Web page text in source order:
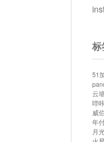
标
51
云
哔
威
年
月